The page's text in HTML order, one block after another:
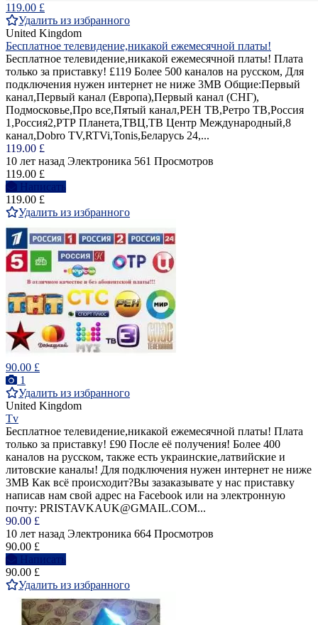
119.00 £
Удалить из избранного
United Kingdom
Бесплатное телевидение,никакой ежемесячной платы!
Бесплатное телевидение,никакой ежемесячной платы! Плата
только за приставку! £119 Более 500 каналов на русском, Для
подключения нужен интернет не ниже 3MB Общие:Первый
канал,Первый канал (Европа),Первый канал (СНГ),
Подмосковье,Про все,Пятый канал,РЕН ТВ,Ретро ТВ,Россия
1,Россия2,РТР Планета,ТВЦ,ТВ Центр Международный,8
канал,Dobro TV,RTVi,Tonis,Беларусь 24,...
119.00 £
10 лет назад Электроника 561 Просмотров
119.00 £
Написать
119.00 £
Удалить из избранного
90.00 £
1
Удалить из избранного
United Kingdom
Tv
Бесплатное телевидение,никакой ежемесячной платы! Плата
только за приставку! £90 После её получения! Более 400
каналов на русском, также есть украинские,латвийские и
литовские каналы! Для подключения нужен интернет не ниже
3MB Как всё происходит?Вы зазаказывате у нас приставку
написав нам свой адрес на Facebook или на электронную
почту: PRISTAVKAUK@GMAIL.COM...
90.00 £
10 лет назад Электроника 664 Просмотров
90.00 £
Написать
90.00 £
Удалить из избранного